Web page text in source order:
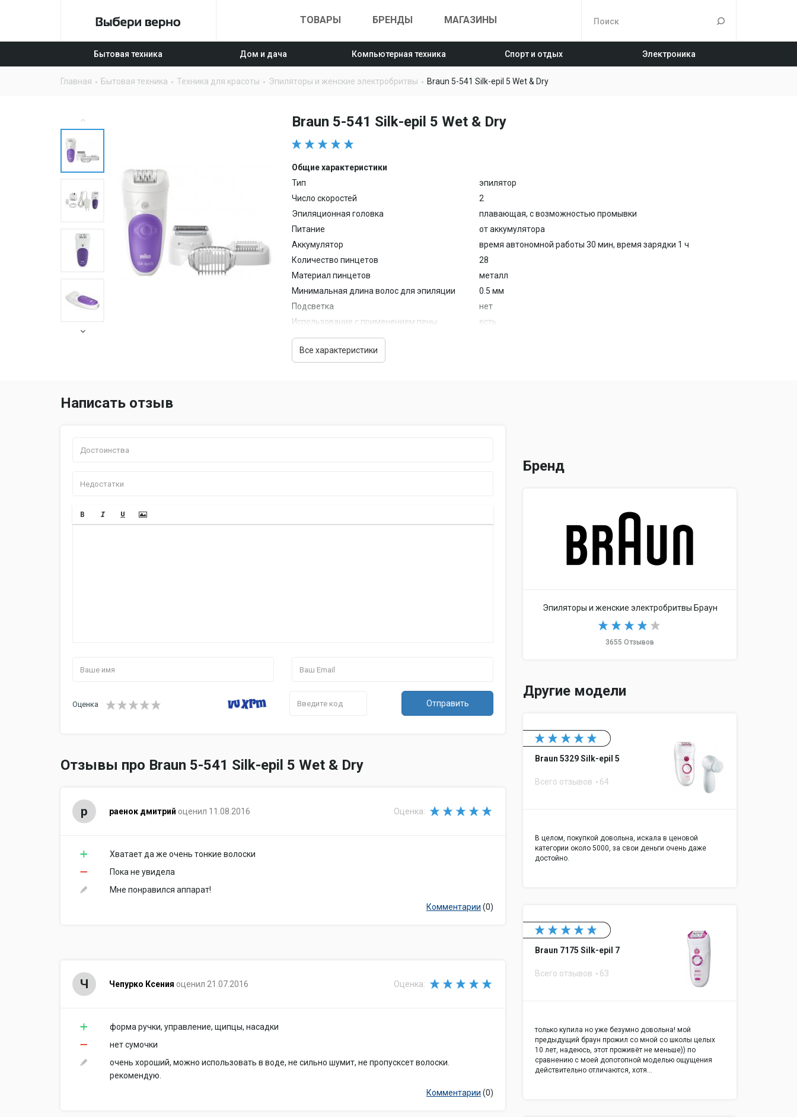
ТОВАРЫ БРЕНДЫ МАГАЗИНЫ
Бытовая техника Дом и дача Компьютерная техника Спорт и отдых Электроника
Главная Бытовая техника Техника для красоты Эпиляторы и женские электробритвы Braun 5-541 Silk-epil 5 Wet & Dry
Braun 5-541 Silk-epil 5 Wet & Dry
Общие характеристики
Тип
эпилятор
Число скоростей
2
Эпиляционная головка
плавающая, с возможностью промывки
Питание
от аккумулятора
Аккумулятор
время автономной работы 30 мин, время зарядки 1 ч
Количество пинцетов
28
Материал пинцетов
металл
Минимальная длина волос для эпиляции
0.5 мм
Подсветка
нет
Использование с применением пены
есть
Особенности
Насадки
Все характеристики
Написать отзыв
Оценка Отправить
Отзывы про Braun 5-541 Silk-epil 5 Wet & Dry
р раенок дмитрий оценил 11.08.2016 Оценка:
Хватает да же очень тонкие волоски
Пока не увидела
Мне понравился аппарат!
Комментарии (0)
Ч Чепурко Ксения оценил 21.07.2016 Оценка:
форма ручки, управление, щипцы, насадки
нет сумочки
очень хороший, можно использовать в воде, не сильно шумит, не пропусксет волоски.
рекомендую.
Комментарии (0)
Бренд
Эпиляторы и женские электробритвы Браун
3655 Отзывов
Другие модели
Braun 5329 Silk-epil 5
Всего отзывов 64
В целом, покупкой довольна, искала в ценовой
категории около 5000, за свои деньги очень даже
достойно.
Braun 7175 Silk-epil 7
Всего отзывов 63
только купила но уже безумно довольна! мой
предыдущий браун прожил со мной со школы целых
10 лет, надеюсь, этот проживёт не меньше)) по
сравнению с моей допотопной моделью ощущения
действительно отличаются, хотя…